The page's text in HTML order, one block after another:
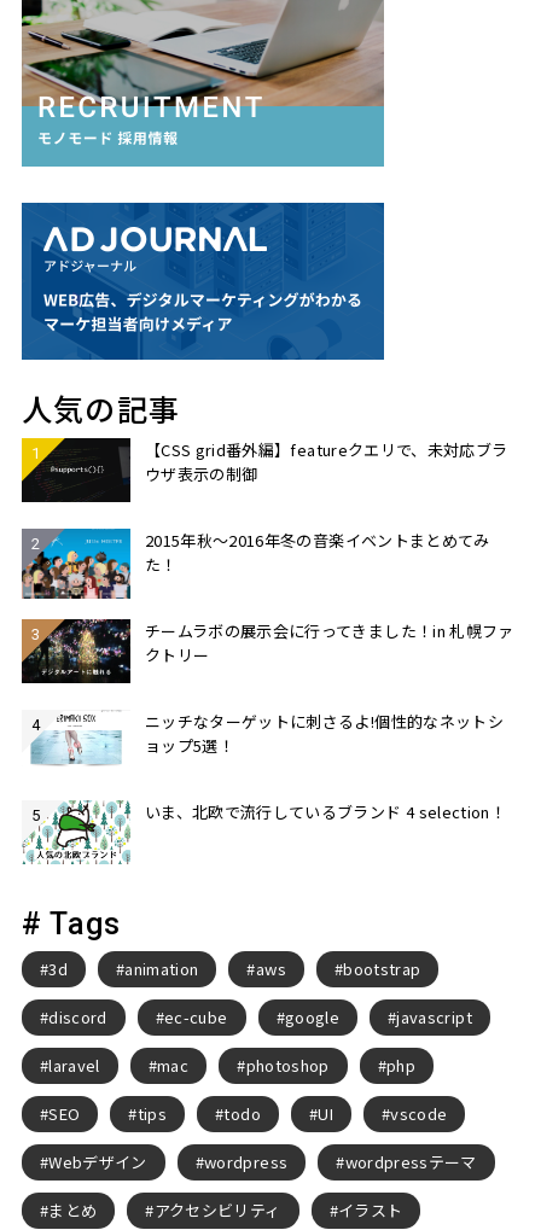
人気の記事
【CSS grid番外編】featureクエリで、未対応ブラ
ウザ表示の制御
2015年秋〜2016年冬の音楽イベントまとめてみ
た！
チームラボの展示会に行ってきました！in 札幌ファ
クトリー
ニッチなターゲットに刺さるよ!個性的なネットシ
ョップ5選！
いま、北欧で流行しているブランド 4 selection！
# Tags
3d animation aws bootstrap
discord ec-cube google javascript
laravel mac photoshop php
SEO tips todo UI vscode
Webデザイン wordpress wordpressテーマ
まとめ アクセシビリティ イラスト